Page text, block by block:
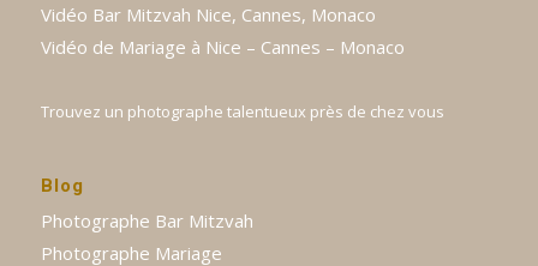
Vidéo Bar Mitzvah Nice, Cannes, Monaco
Vidéo de Mariage à Nice – Cannes – Monaco
Trouvez un photographe talentueux près de chez vous
Blog
Photographe Bar Mitzvah
Photographe Mariage